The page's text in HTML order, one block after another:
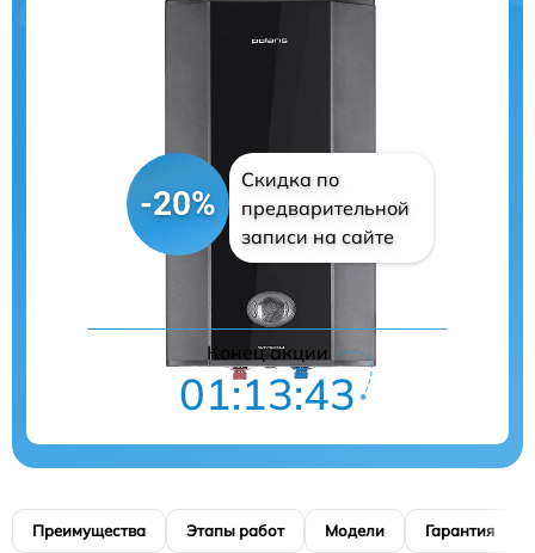
-20%
Скидка по
предварительной
записи на сайте
Конец акции
01:13:42
Преимущества Этапы работ Модели Гарантия